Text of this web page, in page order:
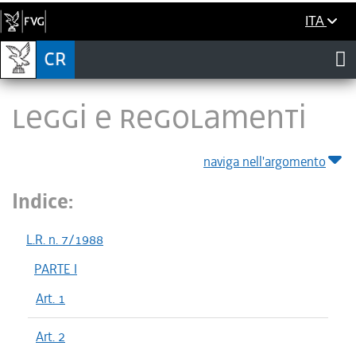
ITA
LEGGI E REGOLAMENTI
naviga nell'argomento
Indice:
L.R. n. 7/1988
PARTE I
Art. 1
Art. 2